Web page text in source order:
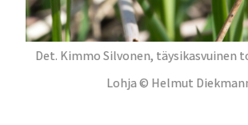
Det. Kimmo Silvonen, täysikasvuinen
Lohja © Helmut